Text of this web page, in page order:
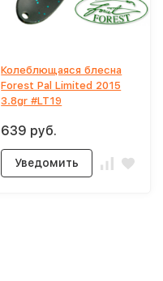
Колеблющаяся блесна
Forest Pal Limited 2015
3.8gr #LT19
639 руб.
Уведомить